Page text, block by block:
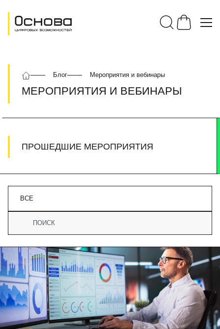
Блог Мероприятия и вебинары
МЕРОПРИЯТИЯ И ВЕБИНАРЫ
ПРОШЕДШИЕ МЕРОПРИЯТИЯ
ВСЕ